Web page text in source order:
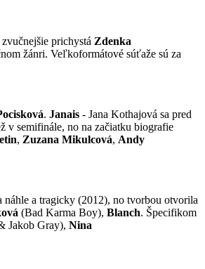
prichystá Zdenka
žánri. Veľkoformátové súťaže sú za
. Janais - Jana Kothajová sa pred
v semifinále, no na začiatku biografie
, Zuzana Mikulcová, Andy
a tragicky (2012), no tvorbou otvorila
(Bad Karma Boy), Blanch. Špecifikom
Jakob Gray), Nina